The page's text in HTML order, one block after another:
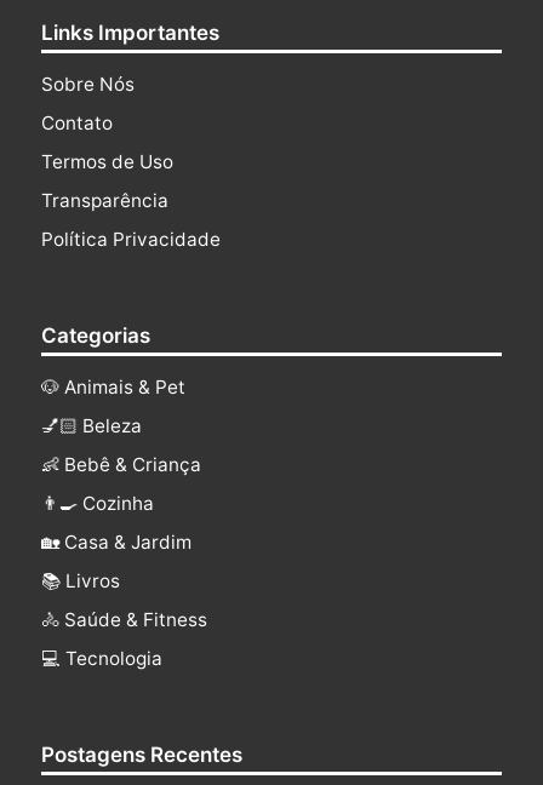
Links Importantes
Sobre Nós
Contato
Termos de Uso
Transparência
Política Privacidade
Categorias
🐶 Animais & Pet
💅🏻 Beleza
👶 Bebê & Criança
👨‍🍳 Cozinha
🏡 Casa & Jardim
📚 Livros
🚴 Saúde & Fitness
‍💻 Tecnologia
Postagens Recentes